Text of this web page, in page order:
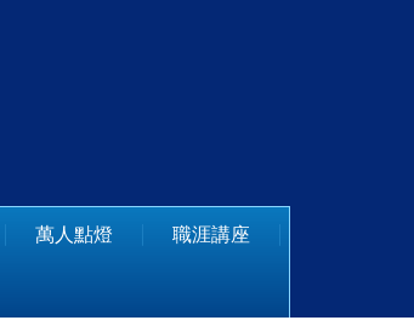
萬人點燈 職涯講座